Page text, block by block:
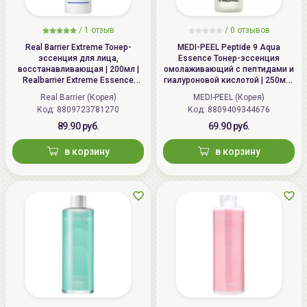
/ 1 отзыв
Real Barrier Extreme Тонер-
эссенция для лица,
восстанавливающая | 200мл |
Realbarrier Extreme Essence
Toner (Original)
Real Barrier (Корея)
Код: 8809723781270
89.90 руб.
в корзину
/ 0 отзывов
MEDI-PEEL Peptide 9 Aqua
Essence Тонер-эссенция
омолаживающий с пептидами и
гиалуроновой кислотой | 250мл |
Peptide 9 Aqua Essence Toner
MEDI-PEEL (Корея)
Код: 8809409344676
69.90 руб.
в корзину